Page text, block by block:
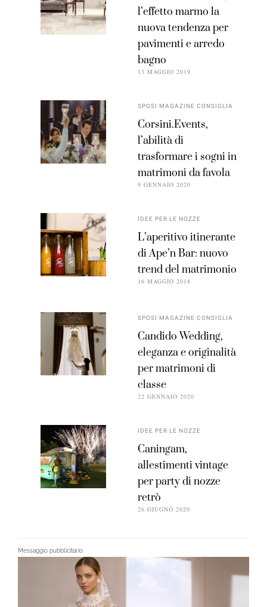
l’effetto marmo la
nuova tendenza per
pavimenti e arredo
bagno
13 MAGGIO 2019
SPOSI MAGAZINE CONSIGLIA
Corsini.Events,
l’abilità di
trasformare i sogni in
matrimoni da favola
9 GENNAIO 2020
IDEE PER LE NOZZE
L’aperitivo itinerante
di Ape’n Bar: nuovo
trend del matrimonio
16 MAGGIO 2018
SPOSI MAGAZINE CONSIGLIA
Candido Wedding,
eleganza e originalità
per matrimoni di
classe
22 GENNAIO 2020
IDEE PER LE NOZZE
Caningam,
allestimenti vintage
per party di nozze
retrò
26 GIUGNO 2020
Messaggio pubblicitario